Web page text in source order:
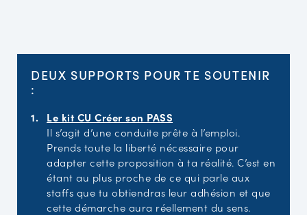
DEUX SUPPORTS POUR TE SOUTENIR
:
Le kit CU Créer son PASS
Il s’agit d’une conduite prête à l’emploi.
Prends toute la liberté nécessaire pour
adapter cette proposition à ta réalité. C’est en
étant au plus proche de ce qui parle aux
staffs que tu obtiendras leur adhésion et que
cette démarche aura réellement du sens.